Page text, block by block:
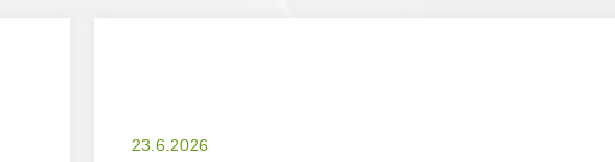
23.6.2026